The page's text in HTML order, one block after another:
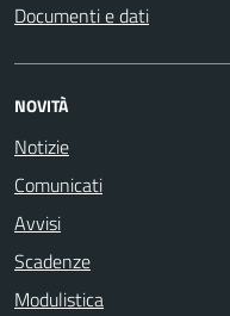
Documenti e dati
NOVITÀ
Notizie
Comunicati
Avvisi
Scadenze
Modulistica